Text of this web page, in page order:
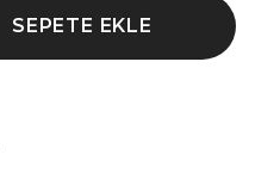
SEPETE EKLE